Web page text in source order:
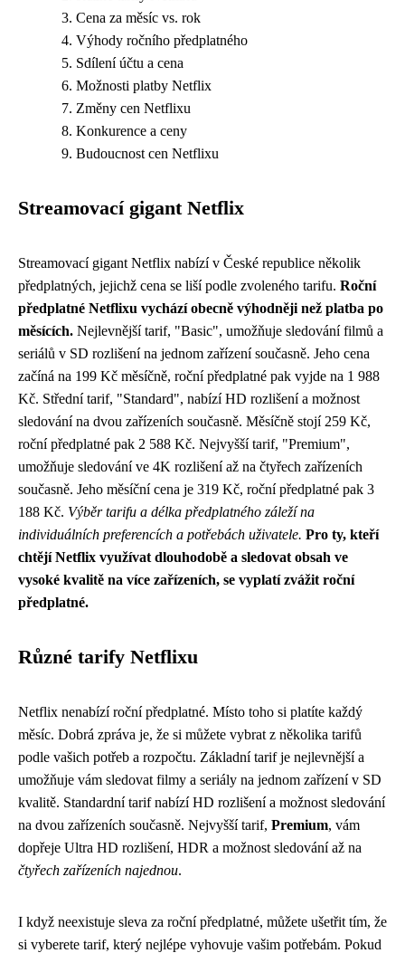
Cena za měsíc vs. rok
Výhody ročního předplatného
Sdílení účtu a cena
Možnosti platby Netflix
Změny cen Netflixu
Konkurence a ceny
Budoucnost cen Netflixu
Streamovací gigant Netflix
Streamovací gigant Netflix nabízí v České republice několik
předplatných, jejichž cena se liší podle zvoleného tarifu. Roční
předplatné Netflixu vychází obecně výhodněji než platba po
měsících. Nejlevnější tarif, "Basic", umožňuje sledování filmů a
seriálů v SD rozlišení na jednom zařízení současně. Jeho cena
začíná na 199 Kč měsíčně, roční předplatné pak vyjde na 1 988
Kč. Střední tarif, "Standard", nabízí HD rozlišení a možnost
sledování na dvou zařízeních současně. Měsíčně stojí 259 Kč,
roční předplatné pak 2 588 Kč. Nejvyšší tarif, "Premium",
umožňuje sledování ve 4K rozlišení až na čtyřech zařízeních
současně. Jeho měsíční cena je 319 Kč, roční předplatné pak 3
188 Kč. Výběr tarifu a délka předplatného záleží na
individuálních preferencích a potřebách uživatele. Pro ty, kteří
chtějí Netflix využívat dlouhodobě a sledovat obsah ve
vysoké kvalitě na více zařízeních, se vyplatí zvážit roční
předplatné.
Různé tarify Netflixu
Netflix nenabízí roční předplatné. Místo toho si platíte každý
měsíc. Dobrá zpráva je, že si můžete vybrat z několika tarifů
podle vašich potřeb a rozpočtu. Základní tarif je nejlevnější a
umožňuje vám sledovat filmy a seriály na jednom zařízení v SD
kvalitě. Standardní tarif nabízí HD rozlišení a možnost sledování
na dvou zařízeních současně. Nejvyšší tarif, Premium, vám
dopřeje Ultra HD rozlišení, HDR a možnost sledování až na
čtyřech zařízeních najednou.
I když neexistuje sleva za roční předplatné, můžete ušetřit tím, že
si vyberete tarif, který nejlépe vyhovuje vašim potřebám. Pokud